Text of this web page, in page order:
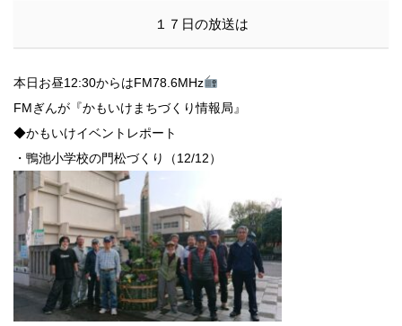
１７日の放送は
本日お昼12:30からはFM78.6MHz
FMぎんが『かもいけまちづくり情報局』
◆かもいけイベントレポート
・鴨池小学校の門松づくり（12/12）